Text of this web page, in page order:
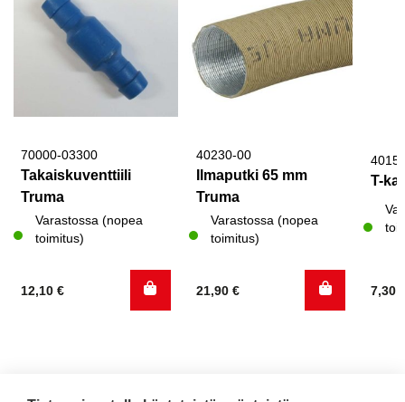
70000-03300
Takaiskuventtiili
Truma
Varastossa (nopea
toimitus)
12,10 €
40230-00
Ilmaputki 65 mm
Truma
Varastossa (nopea
toimitus)
21,90 €
T-
7,30